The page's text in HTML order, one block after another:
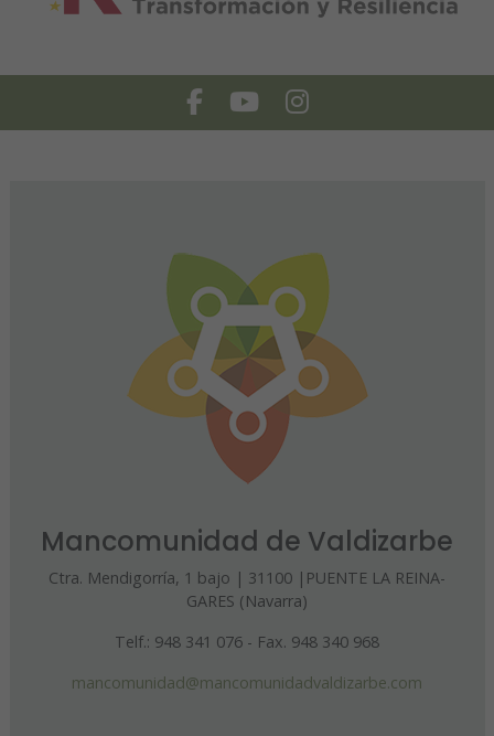
FacebookYoutubeInstagram
Mancomunidad de Valdizarbe
Ctra. Mendigorría, 1 bajo | 31100 |PUENTE LA REINA-
GARES (Navarra)
Telf.: 948 341 076 - Fax. 948 340 968
mancomunidad@mancomunidadvaldizarbe.com